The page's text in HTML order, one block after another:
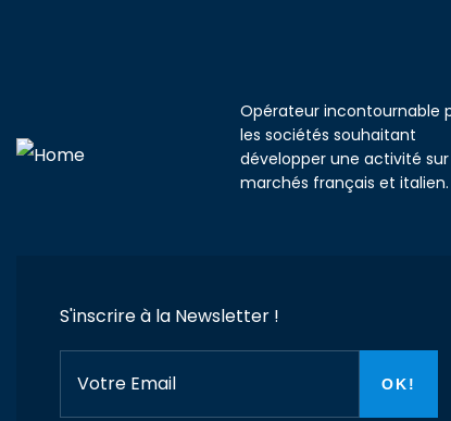
Opérateur incontournable
les sociétés souhaitant
développer une activité sur
marchés français et italien.
S'inscrire à la Newsletter !